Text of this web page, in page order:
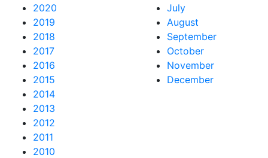
2020
2019
2018
2017
2016
2015
2014
2013
2012
2011
2010
July
August
September
October
November
December